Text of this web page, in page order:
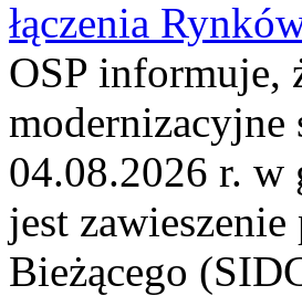
łączenia
OSP informuje,
04.08.2026 r. w
jest
Bieżącego